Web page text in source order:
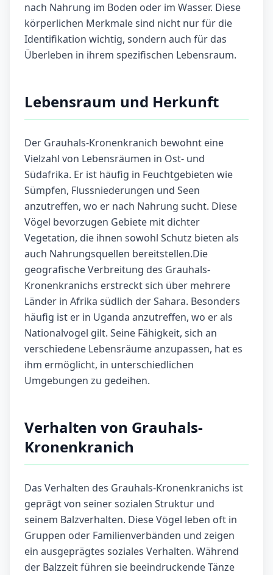
nach Nahrung im Boden oder im Wasser. Diese
körperlichen Merkmale sind nicht nur für die
Identifikation wichtig, sondern auch für das
Überleben in ihrem spezifischen Lebensraum.
Lebensraum und Herkunft
Der Grauhals-Kronenkranich bewohnt eine
Vielzahl von Lebensräumen in Ost- und
Südafrika. Er ist häufig in Feuchtgebieten wie
Sümpfen, Flussniederungen und Seen
anzutreffen, wo er nach Nahrung sucht. Diese
Vögel bevorzugen Gebiete mit dichter
Vegetation, die ihnen sowohl Schutz bieten als
auch Nahrungsquellen bereitstellen.Die
geografische Verbreitung des Grauhals-
Kronenkranichs erstreckt sich über mehrere
Länder in Afrika südlich der Sahara. Besonders
häufig ist er in Uganda anzutreffen, wo er als
Nationalvogel gilt. Seine Fähigkeit, sich an
verschiedene Lebensräume anzupassen, hat es
ihm ermöglicht, in unterschiedlichen
Umgebungen zu gedeihen.
Verhalten von Grauhals-
Kronenkranich
Das Verhalten des Grauhals-Kronenkranichs ist
geprägt von seiner sozialen Struktur und
seinem Balzverhalten. Diese Vögel leben oft in
Gruppen oder Familienverbänden und zeigen
ein ausgeprägtes soziales Verhalten. Während
der Balzzeit führen sie beeindruckende Tänze